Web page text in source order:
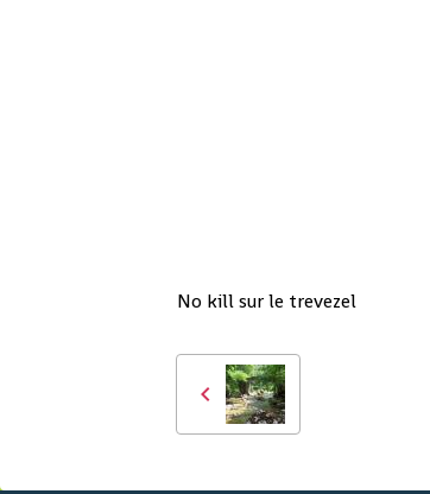
No kill sur le trevezel